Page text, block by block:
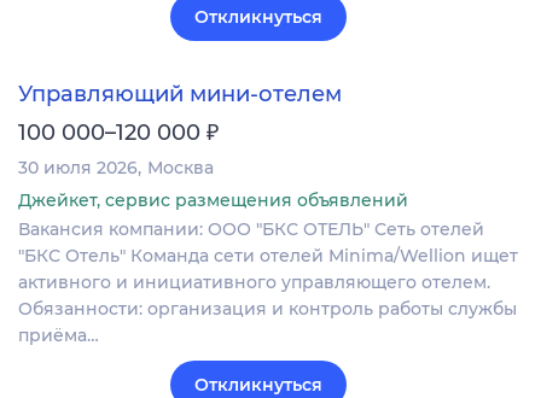
Откликнуться
Управляющий мини-отелем
100 000–120 000 ₽
30 июля 2026 Москва
Джейкет, сервис размещения объявлений
Вакансия компании: ООО "БКС ОТЕЛЬ" Сеть отелей
"БКС Отель" Команда сети отелей Minima/Wellion ищет
активного и инициативного управляющего отелем.
Обязанности: организация и контроль работы службы
приёма…
Откликнуться